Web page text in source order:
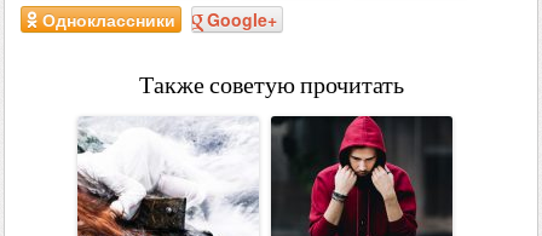
Одноклассники
Google+
Также советую прочитать